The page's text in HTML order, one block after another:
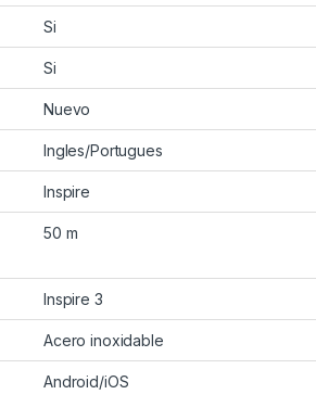
Si
Si
Nuevo
Ingles/Portugues
Inspire
50 m
Inspire 3
Acero inoxidable
Android/iOS